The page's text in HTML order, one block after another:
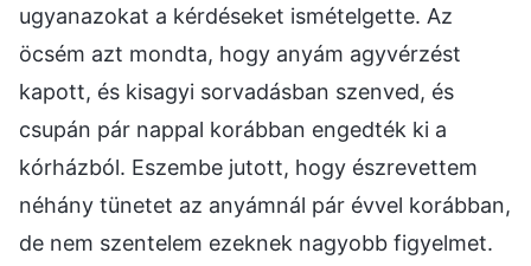
ugyanazokat a kérdéseket ismételgette. Az
öcsém azt mondta, hogy anyám agyvérzést
kapott, és kisagyi sorvadásban szenved, és
csupán pár nappal korábban engedték ki a
kórházból. Eszembe jutott, hogy észrevettem
néhány tünetet az anyámnál pár évvel korábban,
de nem szentelem ezeknek nagyobb figyelmet.